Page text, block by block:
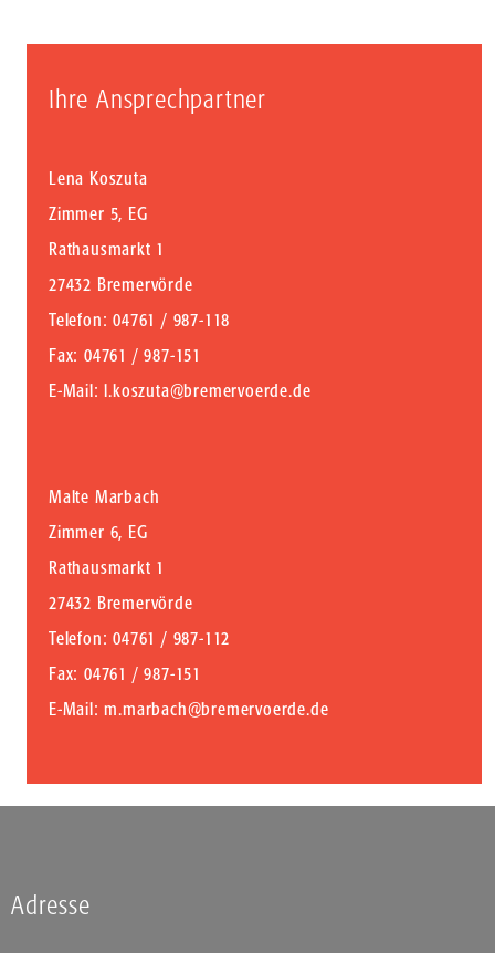
Ihre Ansprechpartner
Lena Koszuta
Zimmer 5, EG
Rathausmarkt 1
27432 Bremervörde
Telefon: 04761 / 987-118
Fax: 04761 / 987-151
E-Mail:l.koszuta@bremervoerde.de
Malte Marbach
Zimmer 6, EG
Rathausmarkt 1
27432 Bremervörde
Telefon: 04761 / 987-112
Fax: 04761 / 987-151
E-Mail:m.marbach@bremervoerde.de
Adresse